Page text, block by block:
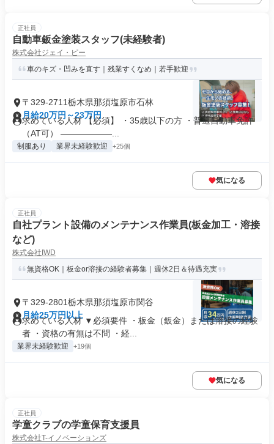
正社員
自動車鈑金塗装スタッフ(未経験者)
株式会社ジェイ・ピー
車のキズ・凹みを直す｜残業すくなめ｜若手歓迎
〒329-2711栃木県那須塩原市石林
月給20万円～23万円
求めている人材 【必須】 ・35歳以下の方 ・普通自動車免許
（AT可） ――――――...
制服あり 業界未経験歓迎 +25個
気になる
正社員
自社プラント設備のメンテナンス作業員(板金加工・溶接
など)
株式会社IWD
無資格OK｜板金or溶接の経験者募集｜週休2日＆待遇充実
〒329-2801栃木県那須塩原市関谷
月給25万円以上
求めている人材 ▼必須要件 ・板金（鈑金）または溶接の経験
者 ・資格の有無は不問 ・経...
業界未経験歓迎 +19個
気になる
正社員
学童クラブの学童保育支援員
株式会社T-イノベーションズ